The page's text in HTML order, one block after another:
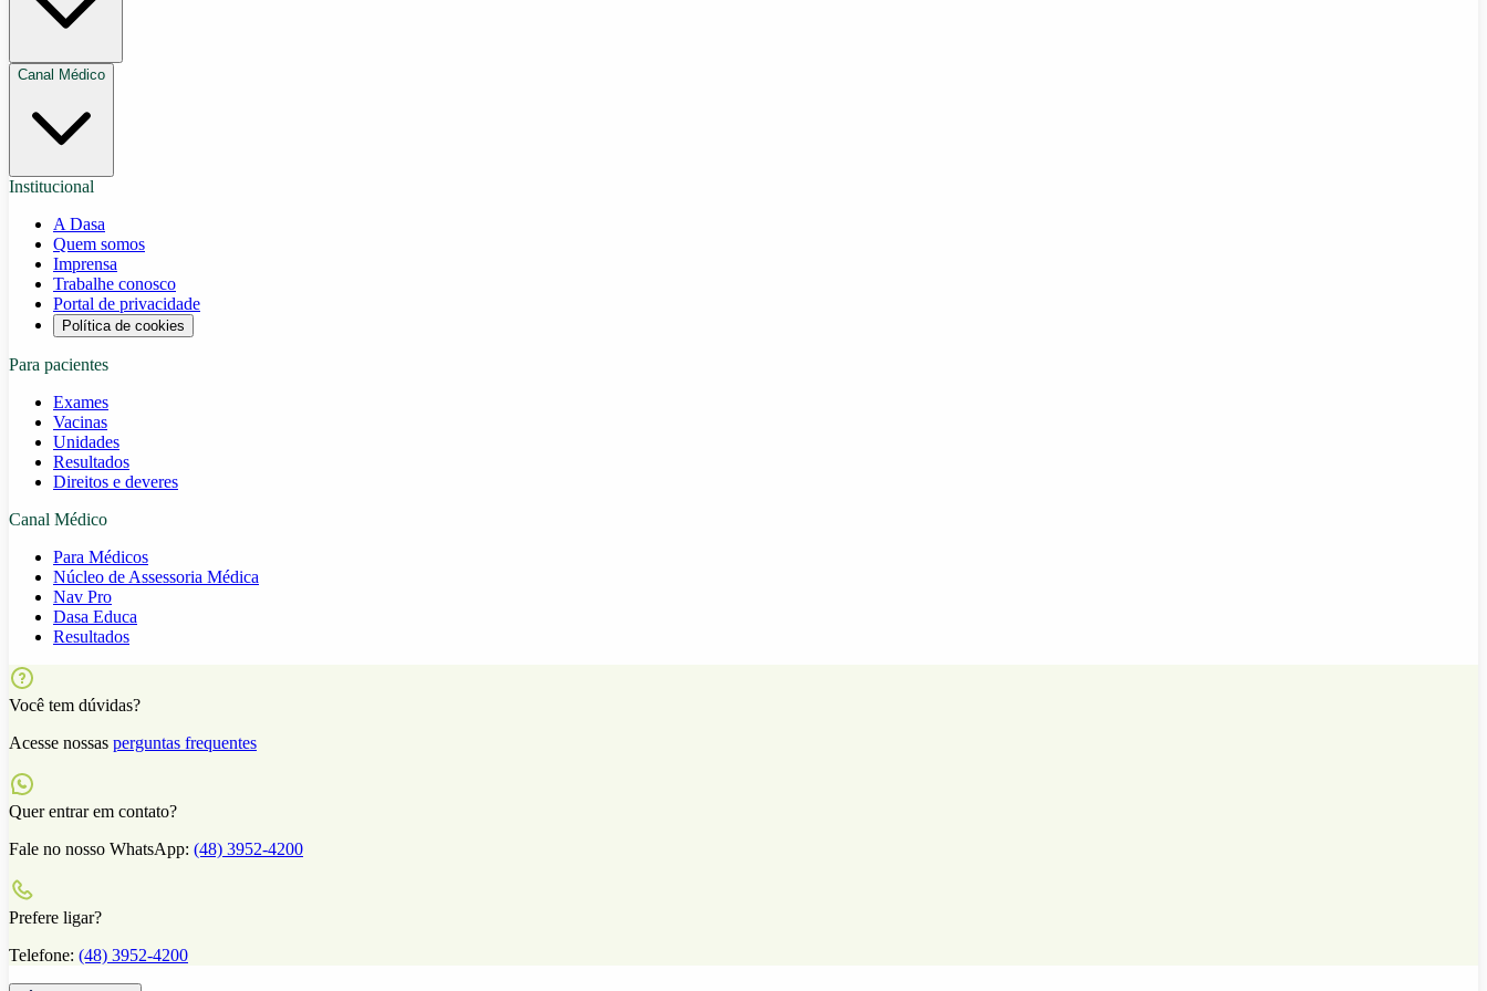
Canal Médico
Institucional
A Dasa
Quem somos
Imprensa
Trabalhe conosco
Portal de privacidade
Política de cookies
Para pacientes
Exames
Vacinas
Unidades
Resultados
Direitos e deveres
Canal Médico
Para Médicos
Núcleo de Assessoria Médica
Nav Pro
Dasa Educa
Resultados
Você tem dúvidas?
Acesse nossas perguntas frequentes
Quer entrar em contato?
Fale no nosso WhatsApp: (48) 3952-4200
Prefere ligar?
Telefone: (48) 3952-4200